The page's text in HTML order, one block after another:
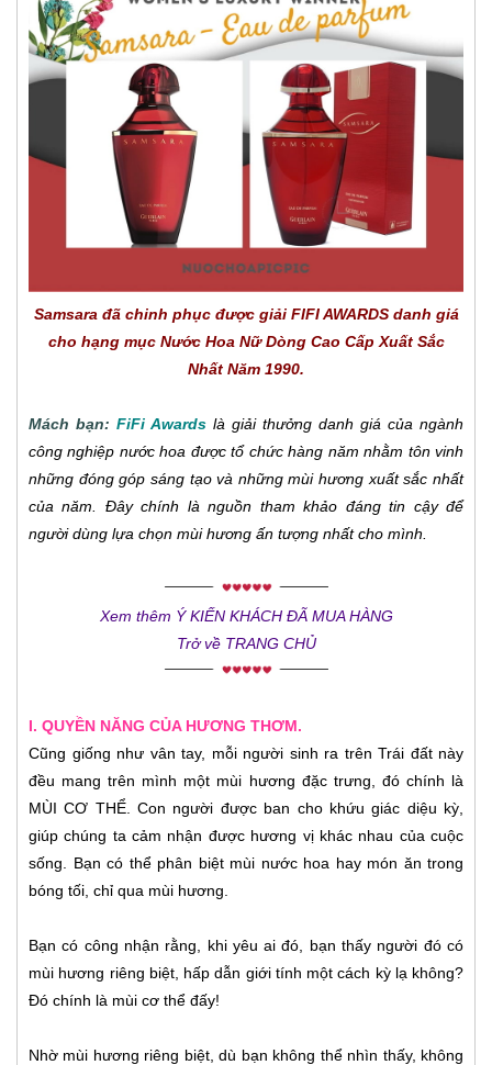
Samsara đã chinh phục được giải FIFI AWARDS danh giá
cho hạng mục Nước Hoa Nữ Dòng Cao Cấp Xuất Sắc
Nhất Năm 1990.
Mách bạn: FiFi Awards là giải thưởng danh giá của ngành
công nghiệp nước hoa được tổ chức hàng năm nhằm tôn vinh
những đóng góp sáng tạo và những mùi hương xuất sắc nhất
của năm. Đây chính là nguồn tham khảo đáng tin cậy để
người dùng lựa chọn mùi hương ấn tượng nhất cho mình.
Xem thêm Ý KIẾN KHÁCH ĐÃ MUA HÀNG
Trở về TRANG CHỦ
I. QUYỀN NĂNG CỦA HƯƠNG THƠM.
Cũng giống như vân tay, mỗi người sinh ra trên Trái đất này
đều mang trên mình một mùi hương đặc trưng, đó chính là
MÙI CƠ THỂ. Con người được ban cho khứu giác diệu kỳ,
giúp chúng ta cảm nhận được hương vị khác nhau của cuộc
sống. Bạn có thể phân biệt mùi nước hoa hay món ăn trong
bóng tối, chỉ qua mùi hương.
Bạn có công nhận rằng, khi yêu ai đó, bạn thấy người đó có
mùi hương riêng biệt, hấp dẫn giới tính một cách kỳ lạ không?
Đó chính là mùi cơ thể đấy!
Nhờ mùi hương riêng biệt, dù bạn không thể nhìn thấy, không